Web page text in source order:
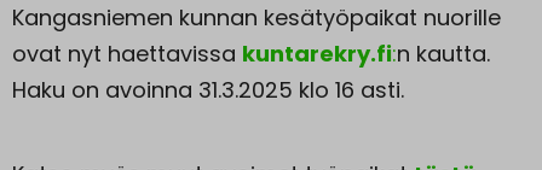
Kangasniemen kunnan kesätyöpaikat nuorille
ovat nyt haettavissa kuntarekry.fi:n kautta.
Haku on avoinna 31.3.2025 klo 16 asti.